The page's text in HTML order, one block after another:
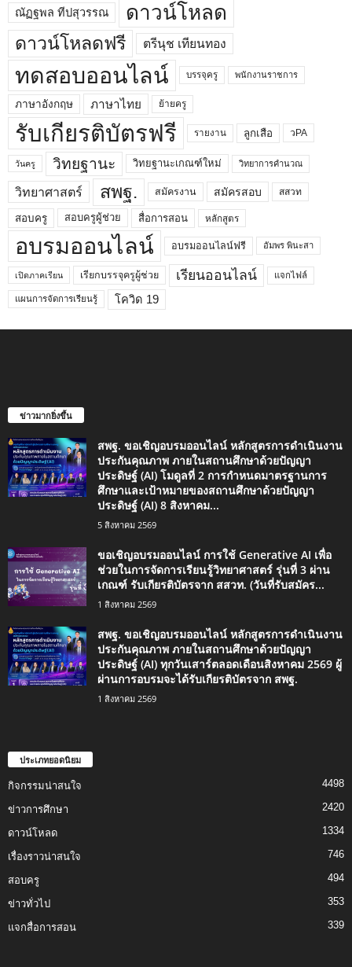
ณัฏฐพล ทีปสุวรรณ ดาวน์โหลด
ดาวน์โหลดฟรี ตรีนุช เทียนทอง
ทดสอบออนไลน์ บรรจุครู พนักงานราชการ
ภาษาอังกฤษ ภาษาไทย ย้ายครู
รับเกียรติบัตรฟรี รายงาน ลูกเสือ วPA
วันครู วิทยฐานะ วิทยฐานะเกณฑ์ใหม่ วิทยาการคำนวณ
วิทยาศาสตร์ สพฐ. สมัครงาน สมัครสอบ สสวท
สอบครู สอบครูผู้ช่วย สื่อการสอน หลักสูตร
อบรมออนไลน์ อบรมออนไลน์ฟรี อัมพร พินะสา
เปิดภาคเรียน เรียกบรรจุครูผู้ช่วย เรียนออนไลน์ แจกไฟล์
แผนการจัดการเรียนรู้ โควิด 19
ข่าวมากยิ่งขึ้น
สพฐ. ขอเชิญอบรมออนไลน์ หลักสูตรการดำเนินงาน
ประกันคุณภาพ ภายในสถานศึกษาด้วยปัญญา
ประดิษฐ์ (AI) โมดูลที่ 2 การกำหนดมาตรฐานการ
ศึกษาและเป้าหมายของสถานศึกษาด้วยปัญญา
ประดิษฐ์ (AI) 8 สิงหาคม...
5 สิงหาคม 2569
ขอเชิญอบรมออนไลน์ การใช้ Generative AI เพื่อ
ช่วยในการจัดการเรียนรู้วิทยาศาสตร์ รุ่นที่ 3 ผ่าน
เกณฑ์ รับเกียรติบัตรจาก สสวท. (วันที่รับสมัคร...
1 สิงหาคม 2569
สพฐ. ขอเชิญอบรมออนไลน์ หลักสูตรการดำเนินงาน
ประกันคุณภาพ ภายในสถานศึกษาด้วยปัญญา
ประดิษฐ์ (AI) ทุกวันเสาร์ตลอดเดือนสิงหาคม 2569 ผู้
ผ่านการอบรมจะได้รับเกียรติบัตรจาก สพฐ.
1 สิงหาคม 2569
ประเภทยอดนิยม
กิจกรรมน่าสนใจ 4498
ข่าวการศึกษา 2420
ดาวน์โหลด 1334
เรื่องราวน่าสนใจ 746
สอบครู 494
ข่าวทั่วไป 353
แจกสื่อการสอน 339